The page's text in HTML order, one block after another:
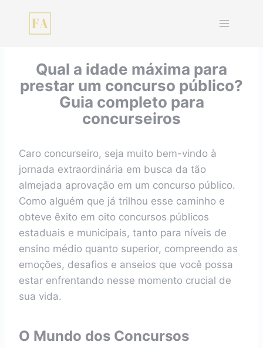
Qual a idade máxima para
prestar um concurso público?
Guia completo para
concurseiros
Caro concurseiro, seja muito bem-vindo à
jornada extraordinária em busca da tão
almejada aprovação em um concurso público.
Como alguém que já trilhou esse caminho e
obteve êxito em oito concursos públicos
estaduais e municipais, tanto para níveis de
ensino médio quanto superior, compreendo as
emoções, desafios e anseios que você possa
estar enfrentando nesse momento crucial de
sua vida.
O Mundo dos Concursos